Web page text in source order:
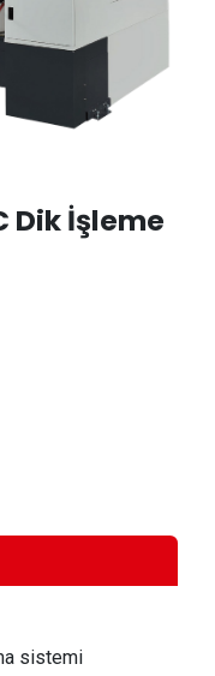
Dik İşleme
sistemi